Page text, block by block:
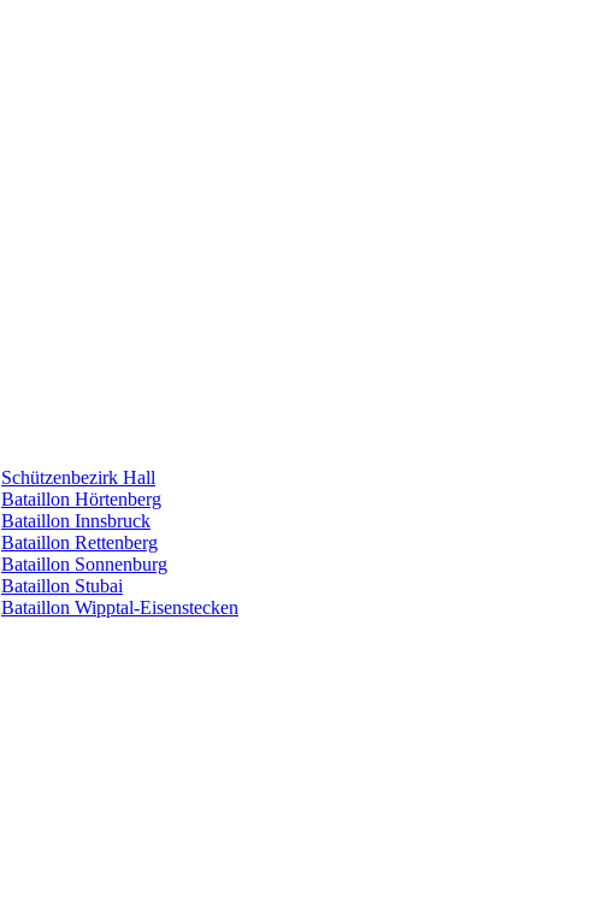
Schützenbezirk Hall
Bataillon Hörtenberg
Bataillon Innsbruck
Bataillon Rettenberg
Bataillon Sonnenburg
Bataillon Stubai
Bataillon Wipptal-Eisenstecken